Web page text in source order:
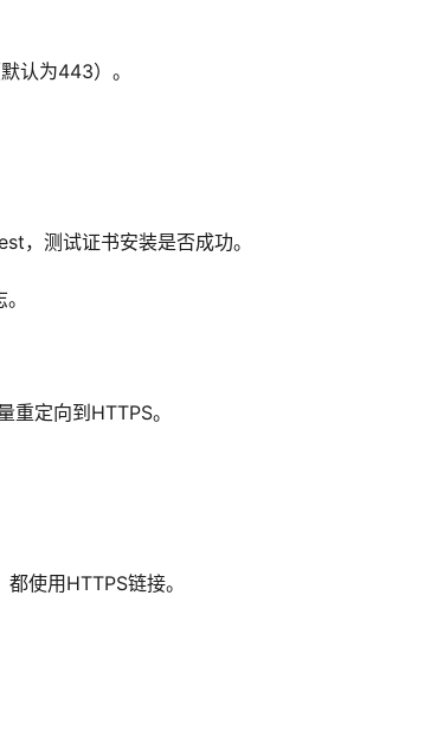
认为443）。
，测试证书安装是否成功。
重定向到HTTPS。
使用HTTPS链接。